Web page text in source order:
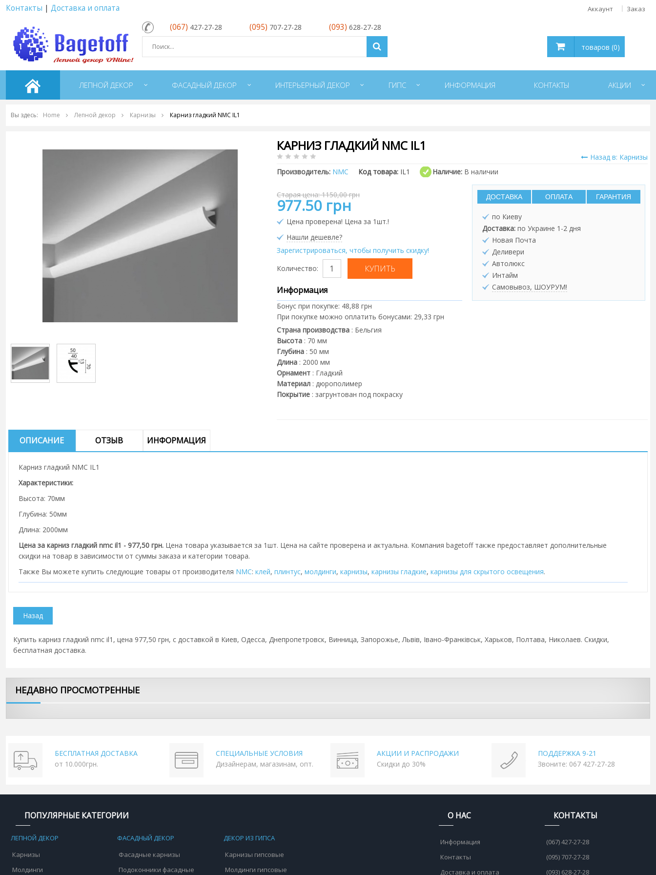
Контакты | Доставка и оплата Аккаунт Заказ
(067) 427-27-28 (095) 707-27-28 (093) 628-27-28
товаров (0)
ЛЕПНОЙ ДЕКОР ФАСАДНЫЙ ДЕКОР ИНТЕРЬЕРНЫЙ ДЕКОР ГИПС ИНФОРМАЦИЯ КОНТАКТЫ АКЦИИ
Вы здесь: Home Лепной декор Карнизы Карниз гладкий NMC IL1
КАРНИЗ ГЛАДКИЙ NMC IL1
Назад в: Карнизы
Производитель: NMC Код товара: IL1 Наличие: В наличии
Старая цена: 1150,00 грн
977.50 грн
Цена проверена! Цена за 1шт.!
Нашли дешевле?
Зарегистрироваться, чтобы получить скидку!
Количество:
Информация
Бонус при покупке: 48,88 грн
При покупке можно оплатить бонусами: 29,33 грн
Страна производства: Бельгия
Высота: 70 мм
Глубина: 50 мм
Длина: 2000 мм
Орнамент: Гладкий
Материал: дюрополимер
Покрытие: загрунтован под покраску
ДОСТАВКА ОПЛАТА ГАРАНТИЯ
по Киеву
Доставка: по Украине 1-2 дня
Новая Почта
Деливери
Автолюкс
Интайм
Самовывоз, ШОУРУМ!
ОПИСАНИЕ ОТЗЫВ ИНФОРМАЦИЯ
Карниз гладкий NMC IL1
Характеристики:
Высота: 70мм
Глубина: 50мм
Длина: 2000мм
Цена за карниз гладкий nmc il1 - 977,50 грн. Цена товара указывается за 1шт. Цена на сайте проверена и актуальна. Компания bagetoff также предоставляет дополнительные
скидки на товар в зависимости от суммы заказа и категории товара.
Также Вы можете купить следующие товары от производителя NMC: клей, плинтус, молдинги, карнизы, карнизы гладкие, карнизы для скрытого освещения.
Купить карниз гладкий nmc il1, цена 977,50 грн, с доставкой в Киев, Одесса, Днепропетровск, Винница, Запорожье, Львів, Івано-Франківськ, Харьков, Полтава, Николаев. Скидки,
бесплатная доставка.
НЕДАВНО ПРОСМОТРЕННЫЕ
БЕСПЛАТНАЯ ДОСТАВКА
от 10.000грн.
СПЕЦИАЛЬНЫЕ УСЛОВИЯ
Дизайнерам, магазинам, опт.
АКЦИИ И РАСПРОДАЖИ
Скидки до 30%
ПОДДЕРЖКА 9-21
Звоните: 067 427-27-28
ПОПУЛЯРНЫЕ КАТЕГОРИИ
ЛЕПНОЙ ДЕКОР
Карнизы
Молдинги
ФАСАДНЫЙ ДЕКОР
Фасадные карнизы
Подоконники фасадные
ДЕКОР ИЗ ГИПСА
Карнизы гипсовые
Молдинги гипсовые
О НАС
Информация
Контакты
Доставка и оплата
КОНТАКТЫ
(067) 427-27-28
(095) 707-27-28
(093) 628-27-28